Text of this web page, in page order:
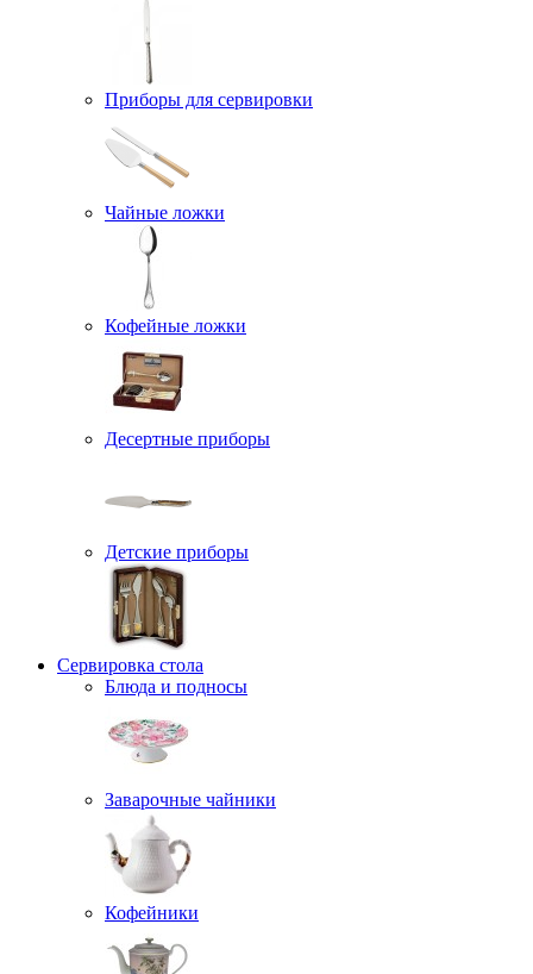
Приборы для сервировки
Чайные ложки
Кофейные ложки
Десертные приборы
Детские приборы
Сервировка стола
Блюда и подносы
Заварочные чайники
Кофейники